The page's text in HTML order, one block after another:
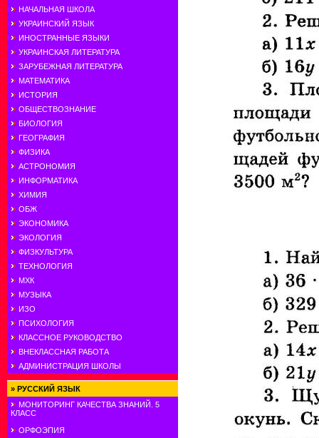
НАЧАЛЬНАЯ ШКОЛА
УКРАИНСКИЙ ЯЗЫК
ИНОСТРАННЫЕ ЯЗЫКИ
УКРАИНСКАЯ ЛИТЕРАТУРА
ЗАРУБЕЖНАЯ ЛИТЕРАТУРА
МАТЕМАТИКА
ИСТОРИЯ
ОБЩЕСТВОЗНАНИЕ
БИОЛОГИЯ
ГЕОГРАФИЯ
ФИЗИКА
АСТРОНОМИЯ
ИНФОРМАТИКА
ХИМИЯ
ОБЖ
ЭКОНОМИКА
ЭКОЛОГИЯ
ФИЗКУЛЬТУРА
ТЕХНОЛОГИЯ
МХК
МУЗЫКА
ИЗО
ПСИХОЛОГИЯ
КЛАССНОЕ РУКОВОДСТВО
ВНЕКЛАССНАЯ РАБОТА
АДМИНИСТРАЦИЯ ШКОЛЫ
» РУССКИЙ ЯЗЫК
МОНИТОРИНГ КАЧЕСТВА ЗНАНИЙ. 5
КЛАСС
ОРФОЭПИЯ